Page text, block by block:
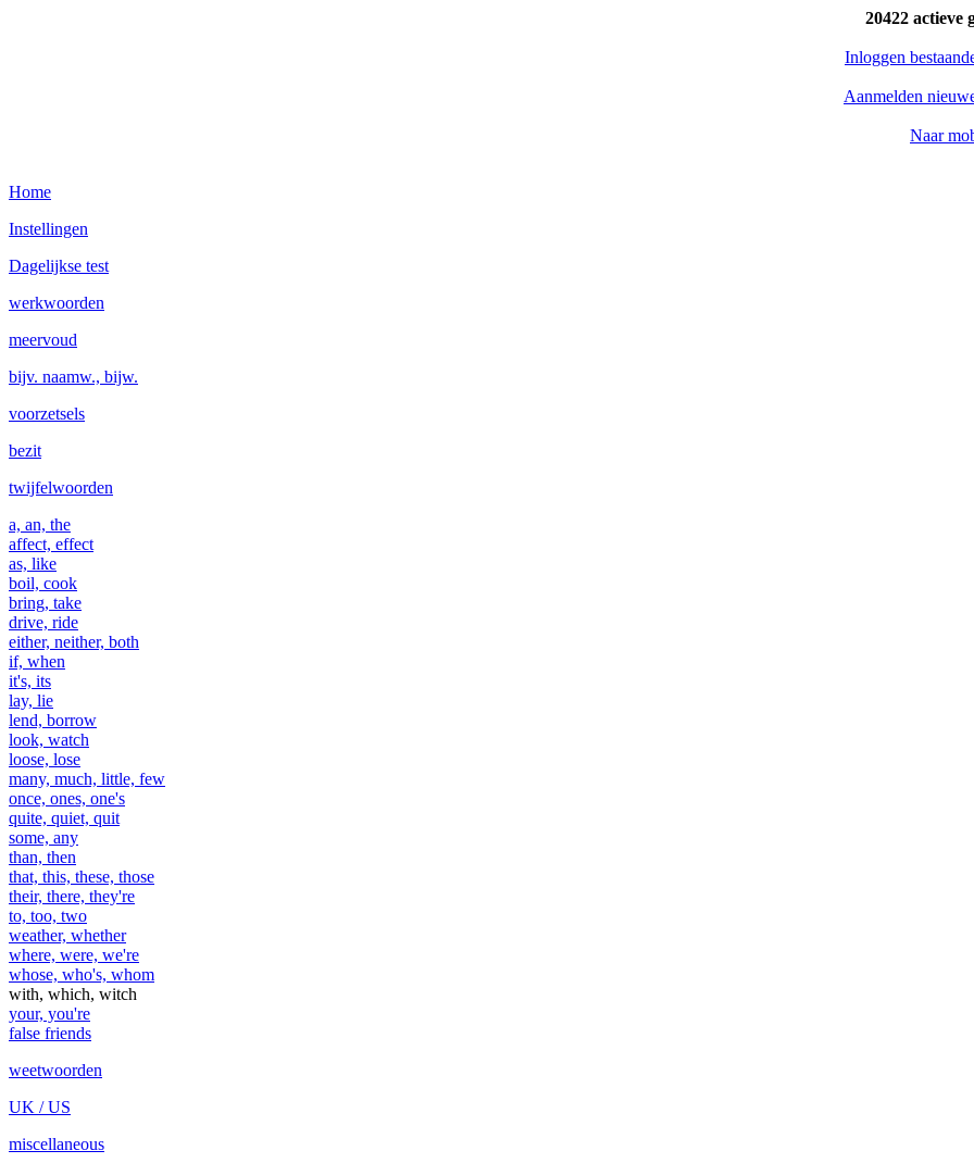
20422 actieve
Inloggen
Aanmelden
Naar
Home
Instellingen
Dagelijkse test
werkwoorden
meervoud
bijv. naamw., bijw.
voorzetsels
bezit
twijfelwoorden
a, an, the
affect, effect
as, like
boil, cook
bring, take
drive, ride
either, neither, both
if, when
it's, its
lay, lie
lend, borrow
look, watch
loose, lose
many, much, little, few
once, ones, one's
quite, quiet, quit
some, any
than, then
that, this, these, those
their, there, they're
to, too, two
weather, whether
where, were, we're
whose, who's, whom
with, which, witch
your, you're
false friends
weetwoorden
UK / US
miscellaneous